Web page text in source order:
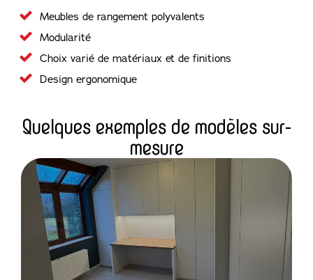
Meubles de rangement polyvalents
Modularité
Choix varié de matériaux et de finitions
Design ergonomique
Quelques exemples de modèles sur-
mesure